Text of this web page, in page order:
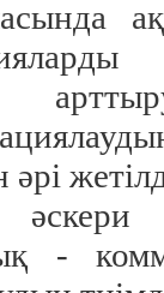
әскери
-